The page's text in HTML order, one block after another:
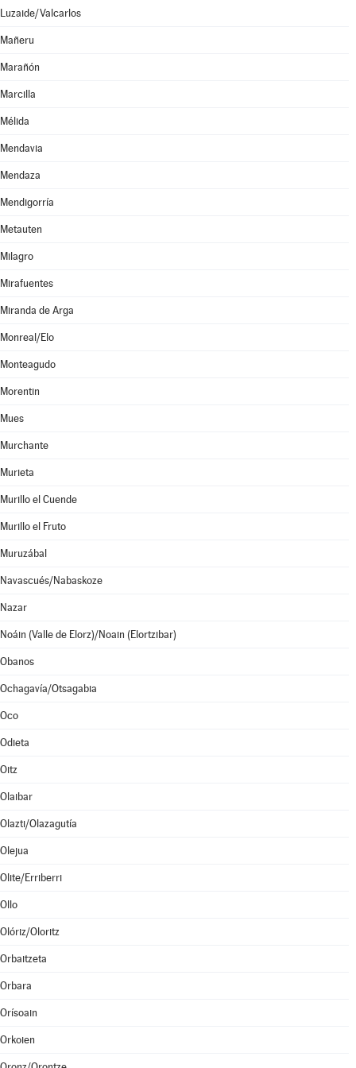
Luzaide/Valcarlos
Mañeru
Marañón
Marcilla
Mélida
Mendavia
Mendaza
Mendigorría
Metauten
Milagro
Mirafuentes
Miranda de Arga
Monreal/Elo
Monteagudo
Morentin
Mues
Murchante
Murieta
Murillo el Cuende
Murillo el Fruto
Muruzábal
Navascués/Nabaskoze
Nazar
Noáin (Valle de Elorz)/Noain (Elortzibar)
Obanos
Ochagavía/Otsagabia
Oco
Odieta
Oitz
Olaibar
Olazti/Olazagutía
Olejua
Olite/Erriberri
Ollo
Olóriz/Oloritz
Orbaitzeta
Orbara
Orísoain
Orkoien